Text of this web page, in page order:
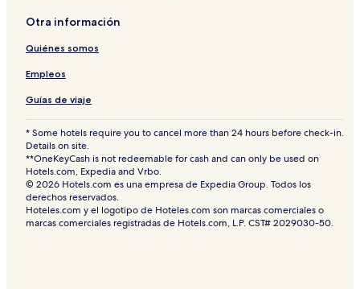
Otra información
Quiénes somos
Empleos
Guías de viaje
* Some hotels require you to cancel more than 24 hours before check-in.
Details on site.
**OneKeyCash is not redeemable for cash and can only be used on
Hotels.com, Expedia and Vrbo.
© 2026 Hotels.com es una empresa de Expedia Group. Todos los
derechos reservados.
Hoteles.com y el logotipo de Hoteles.com son marcas comerciales o
marcas comerciales registradas de Hotels.com, L.P. CST# 2029030-50.